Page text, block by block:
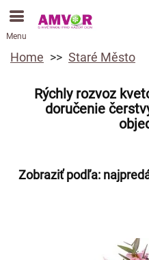
Menu
Home Staré Město
Rýchly rozvoz
doručenie
Zobraziť podľa: